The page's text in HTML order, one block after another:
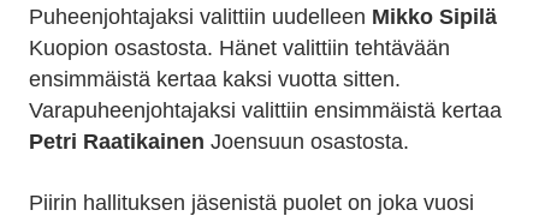
Puheenjohtajaksi valittiin uudelleen Mikko Sipilä
Kuopion osastosta. Hänet valittiin tehtävään
ensimmäistä kertaa kaksi vuotta sitten.
Varapuheenjohtajaksi valittiin ensimmäistä kertaa
Petri Raatikainen Joensuun osastosta.
Piirin hallituksen jäsenistä puolet on joka vuosi